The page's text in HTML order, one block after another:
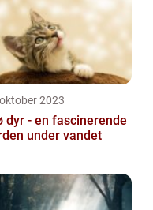
2023
dyr - en fascinerende
under vandet